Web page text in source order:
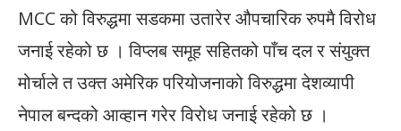
MCC को विरुद्धमा सडकमा उतारेर औपचारिक रुपमै विरोध
जनाई रहेको छ । विप्लब समूह सहितको पाँच दल र संयुक्त
मोर्चाले त उक्त अमेरिक परियोजनाको विरुद्धमा देशव्यापी
नेपाल बन्दको आव्हान गरेर विरोध जनाई रहेको छ ।